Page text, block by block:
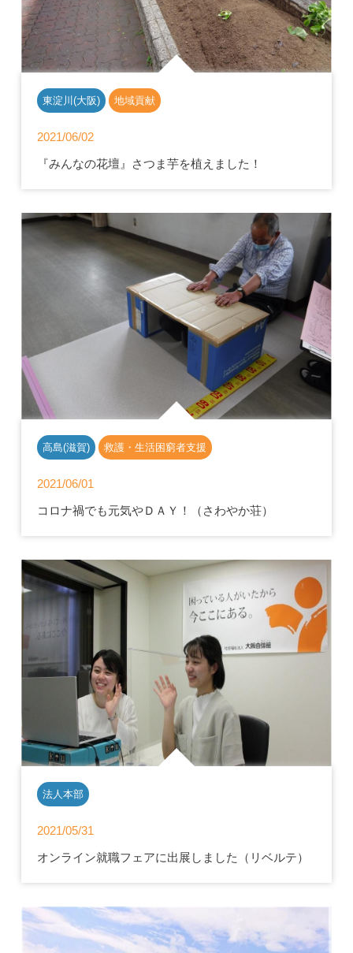
東淀川(大阪) 地域貢献
2021/06/02
『みんなの花壇』さつま芋を植えました！
高島(滋賀) 救護・生活困窮者支援
2021/06/01
コロナ禍でも元気やＤＡＹ！（さわやか荘）
法人本部
2021/05/31
オンライン就職フェアに出展しました（リベルテ）